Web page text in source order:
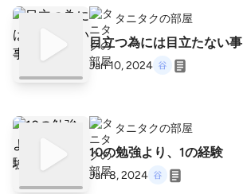
タニタクの部屋
目立つ為には目立たない事
Jan 10, 2024
タニタクの部屋
10の勉強より、1の経験
Jan 8, 2024